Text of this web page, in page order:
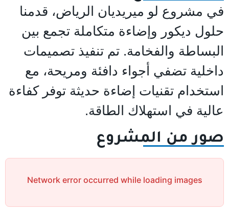
في مشروع لو ميريديان الرياض، قدمنا
حلول ديكور وإضاءة متكاملة تجمع بين
البساطة والفخامة. تم تنفيذ تصميمات
داخلية تضفي أجواء دافئة ومريحة، مع
استخدام تقنيات إضاءة حديثة توفر كفاءة
عالية في استهلاك الطاقة.
صور من المشروع
Network error occurred while loading images